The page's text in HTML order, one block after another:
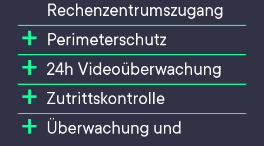
Rechenzentrumszugang
+ Perimeterschutz
+ 24h Videoüberwachung
+ Zutrittskontrolle
+ Überwachung und